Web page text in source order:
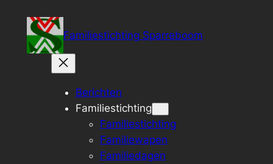
Familiestichting Sparreboom
Berichten
Familiestichting
Familiestichting
Familiewapen
Familiedagen